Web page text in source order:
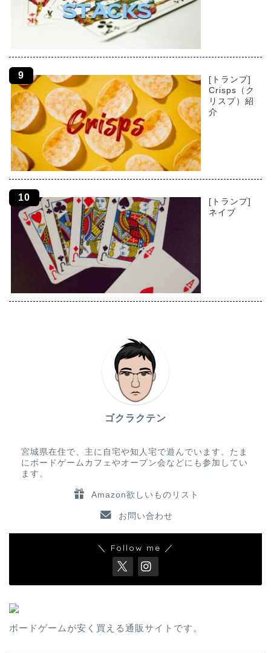
[トランプ]
Crisps（ク
リスプ）紹
介
[トランプ]
ネイブ
ゴクラクテン
宮城県在住で、主に自宅や知人宅で遊んでいます。たま
にボードゲームカフェやオープン会などにも参加してい
ます。
Amazon欲しいものリスト
お問い合わせ
＼ Follow me ／
ボードゲームが安く買える通販サイトです。